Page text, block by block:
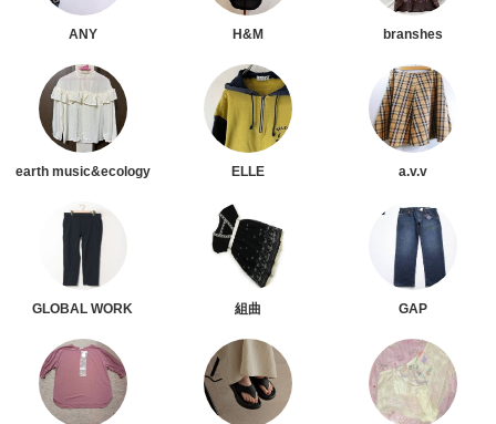
ANY H&M branshes
earth music&ecology ELLE a.v.v
GLOBAL WORK 組曲 GAP